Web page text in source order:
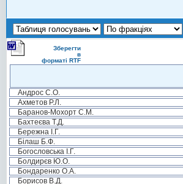
Зберегти
в
форматі RTF
Андрос С.О.
Ахметов Р.Л.
Баранов-Мохорт С.М.
Бахтеєва Т.Д.
Бережна І.Г.
Білаш Б.Ф.
Богословська І.Г.
Болдирєв Ю.О.
Бондаренко О.А.
Борисов В.Д.